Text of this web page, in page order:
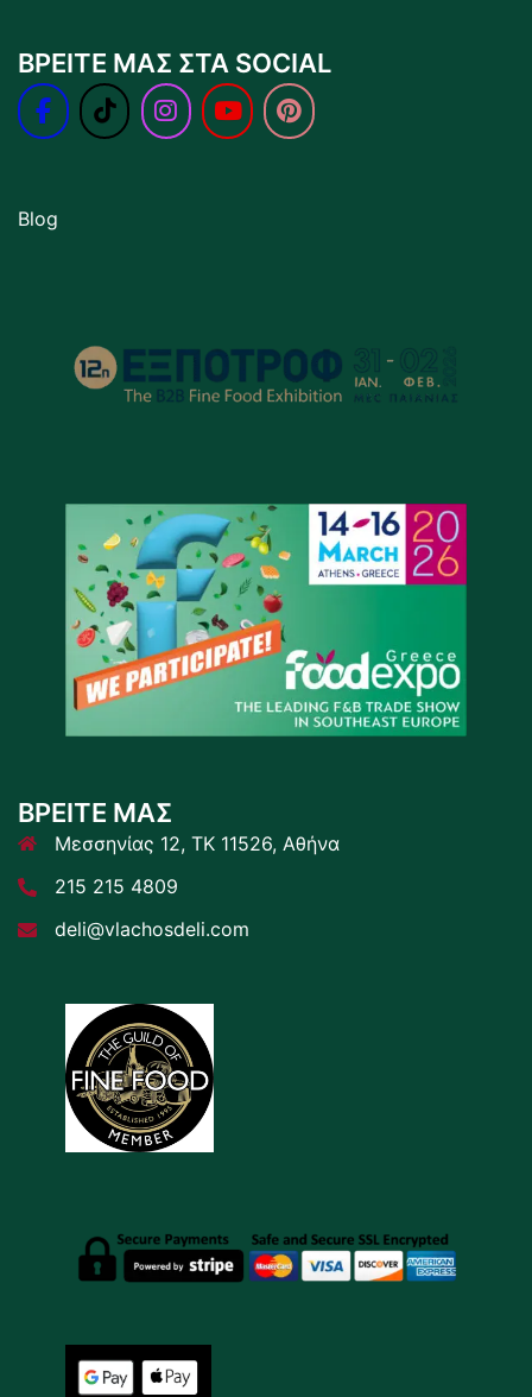
ΒΡΕΙΤΕ ΜΑΣ ΣΤΑ SOCIAL
Blog
ΒΡΕΙΤΕ ΜΑΣ
Μεσσηνίας 12, ΤΚ 11526, Αθήνα
215 215 4809
deli@vlachosdeli.com